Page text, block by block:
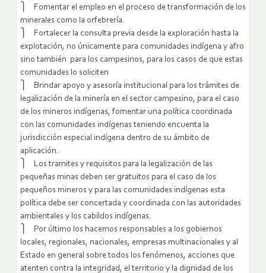
⎫ Fomentar el empleo en el proceso de transformación de los
minerales como la orfebrería.
⎫ Fortalecer la consulta previa desde la exploración hasta la
explotación, no únicamente para comunidades indígena y afro
sino también para los campesinos, para los casos de que estas
comunidades lo soliciten
⎫ Brindar apoyo y asesoría institucional para los trámites de
legalización de la minería en el sector campesino, para el caso
de los mineros indígenas, fomentar una política coordinada
con las comunidades indígenas teniendo encuenta la
jurisdicción especial indígena dentro de su ámbito de
aplicación.
⎫ Los tramites y requisitos para la legalización de las
pequeñas minas deben ser gratuitos para el caso de los
pequeños mineros y para las comunidades indígenas esta
política debe ser concertada y coordinada con las autoridades
ambientales y los cabildos indígenas.
⎫ Por último los hacemos responsables a los gobiernos
locales, regionales, nacionales, empresas multinacionales y al
Estado en general sobre todos los fenómenos, acciones que
atenten contra la integridad, el territorio y la dignidad de los